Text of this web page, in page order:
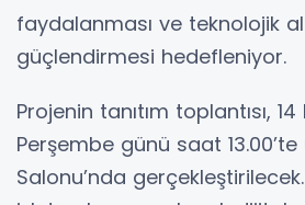
faydalanması ve teknolojik
güçlendirmesi hedefleniyor.
Projenin tanıtım toplantısı,
Perşembe günü saat 13.00’te
Salonu’nda